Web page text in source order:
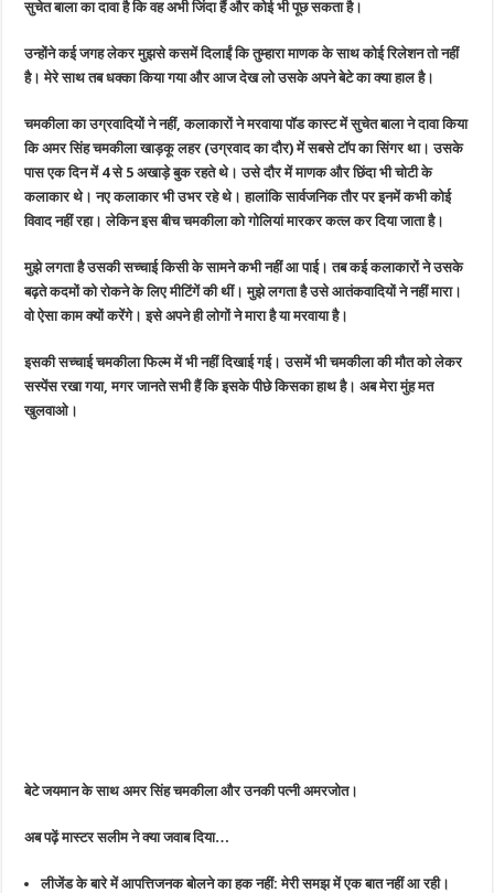
सुचेत बाला का दावा है कि वह अभी जिंदा हैं और कोई भी पूछ सकता है।
उन्होंने कई जगह लेकर मुझसे कसमें दिलाईं कि तुम्हारा माणक के साथ कोई रिलेशन तो नहीं
है। मेरे साथ तब धक्का किया गया और आज देख लो उसके अपने बेटे का क्या हाल है।
चमकीला का उग्रवादियों ने नहीं, कलाकारों ने मरवायापॉड कास्ट में सुचेत बाला ने दावा किया
कि अमर सिंह चमकीला खाड़कू लहर (उग्रवाद का दौर) में सबसे टॉप का सिंगर था। उसके
पास एक दिन में 4 से 5 अखाड़े बुक रहते थे। उसे दौर में माणक और छिंदा भी चोटी के
कलाकार थे। नए कलाकार भी उभर रहे थे। हालांकि सार्वजनिक तौर पर इनमें कभी कोई
विवाद नहीं रहा। लेकिन इस बीच चमकीला को गोलियां मारकर कत्ल कर दिया जाता है।
मुझे लगता है उसकी सच्चाई किसी के सामने कभी नहीं आ पाई। तब कई कलाकारों ने उसके
बढ़ते कदमों को रोकने के लिए मीटिंगें की थीं। मुझे लगता है उसे आतंकवादियों ने नहीं मारा।
वो ऐसा काम क्यों करेंगे। इसे अपने ही लोगों ने मारा है या मरवाया है।
इसकी सच्चाई चमकीला फिल्म में भी नहीं दिखाई गई। उसमें भी चमकीला की मौत को लेकर
सस्पेंस रखा गया, मगर जानते सभी हैं कि इसके पीछे किसका हाथ है। अब मेरा मुंह मत
खुलवाओ।
बेटे जयमान के साथ अमर सिंह चमकीला और उनकी पत्नी अमरजोत।
अब पढ़ें मास्टर सलीम ने क्या जवाब दिया…
लीजेंड के बारे में आपत्तिजनक बोलने का हक नहीं:मेरी समझ में एक बात नहीं आ रही।